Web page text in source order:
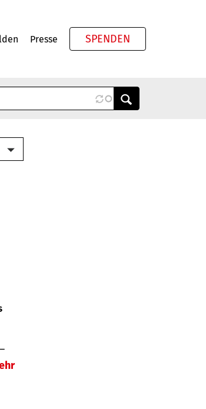
Presse SPENDEN